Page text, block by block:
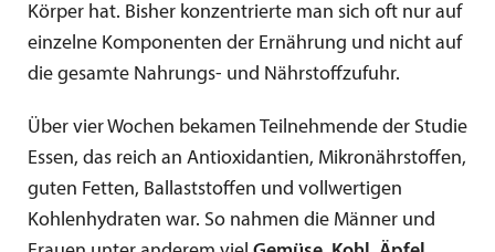
Körper hat. Bisher konzentrierte man sich oft nur auf
einzelne Komponenten der Ernährung und nicht auf
die gesamte Nahrungs- und Nährstoffzufuhr.
Über vier Wochen bekamen Teilnehmende der Studie
Essen, das reich an Antioxidantien, Mikronährstoffen,
guten Fetten, Ballaststoffen und vollwertigen
Kohlenhydraten war. So nahmen die Männer und